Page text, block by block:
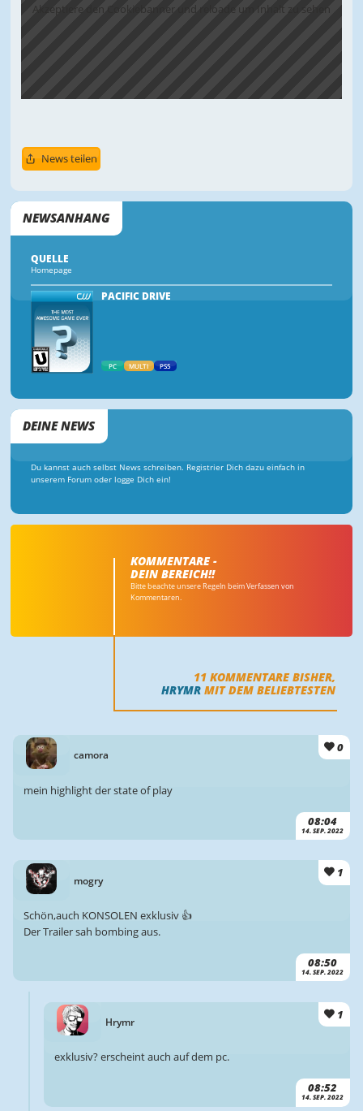
Akzeptiere den Cookiebanner und reloade um Inhalt zu sehen
News teilen
NEWSANHANG
QUELLE
Homepage
PACIFIC DRIVE
PC MULTI PS5
DEINE NEWS
Du kannst auch selbst News schreiben. Registrier Dich dazu einfach in
unserem Forum oder logge Dich ein!
KOMMENTARE -
DEIN BEREICH!!
Bitte beachte unsere Regeln beim Verfassen von
Kommentaren.
11 KOMMENTARE BISHER,
HRYMR MIT DEM BELIEBTESTEN
camora
0
08:04
14. SEP. 2022
mein highlight der state of play
mogry
1
08:50
14. SEP. 2022
Schön,auch KONSOLEN exklusiv 👍
Der Trailer sah bombing aus.
Hrymr
1
08:52
14. SEP. 2022
exklusiv? erscheint auch auf dem pc.